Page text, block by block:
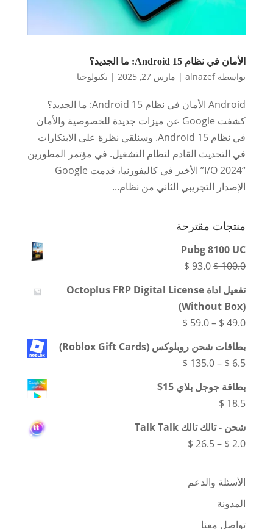
الأمان في نظام Android 15: ما الجديد؟
بواسطةalnazef
| مارس 27, 2025 | تكنولوجيا
Android الأمان في نظام Android 15: ما الجديد؟
كشفت Google عن ميزات جديدة للخصوصية والأمان
في نظام Android 15. وسنلقي نظرة على الابتكارات
في التحديث القادم لنظام التشغيل. في مؤتمر المطورين
“I/O 2024” الأخير في كاليفورنيا، قدمت Google
الإصدار التجريبي الثاني من نظام...
منتجات مقترحة
Pubg 8100 UC
$100.0
السعر
هو:
$ 93.0 السعر
$ 93.0.
تفعيل اداة Octoplus FRP Digital License
(Without Box)
$ 49.0
–
$ 59.0 نطاق
من
خلال
بطاقات شحن روبلوكس (Roblox Gift Cards)
$ 6.5
–
$ 135.0 نطاق
من
خلال
بطاقة جوجل بلاي 15$
$ 18.5
شحن - تالك تالك Talk Talk
$ 2.0
–
$ 26.5 نطاق
الأسئلة والدعم
المدونة
تواصل معنا